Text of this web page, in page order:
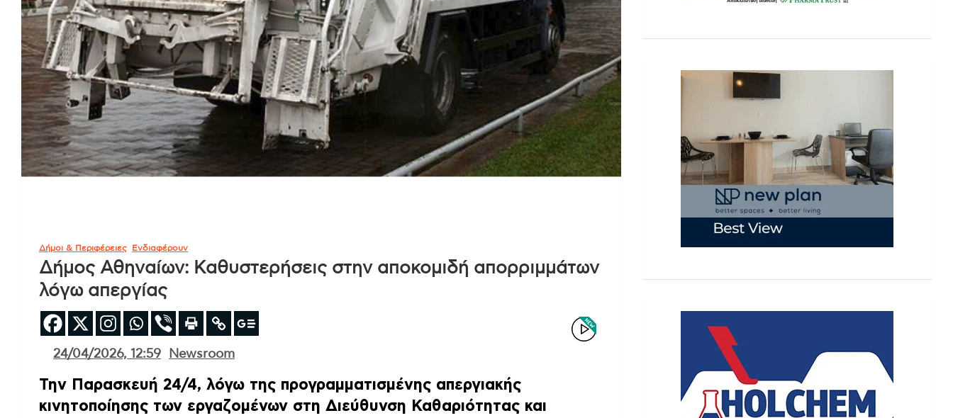
Δήμοι & Περιφέρειες Ενδιαφέρουν
Δήμος Αθηναίων: Καθυστερήσεις στην αποκομιδή απορριμμάτων
λόγω απεργίας
24/04/2026, 12:59 Newsroom
Την Παρασκευή 24/4, λόγω της προγραμματισμένης απεργιακής
κινητοποίησης των εργαζομένων στη Διεύθυνση Καθαριότητας και